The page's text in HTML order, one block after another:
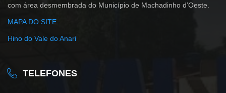
com área desmembrada do Município de Machadinho d’Oeste.
MAPA DO SITE
Hino do Vale do Anari
TELEFONES